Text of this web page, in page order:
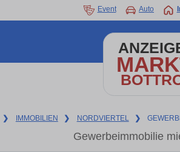
Event Auto
❯ IMMOBILIEN ❯ NORDVIERTEL ❯
Gewerbeimmobilie